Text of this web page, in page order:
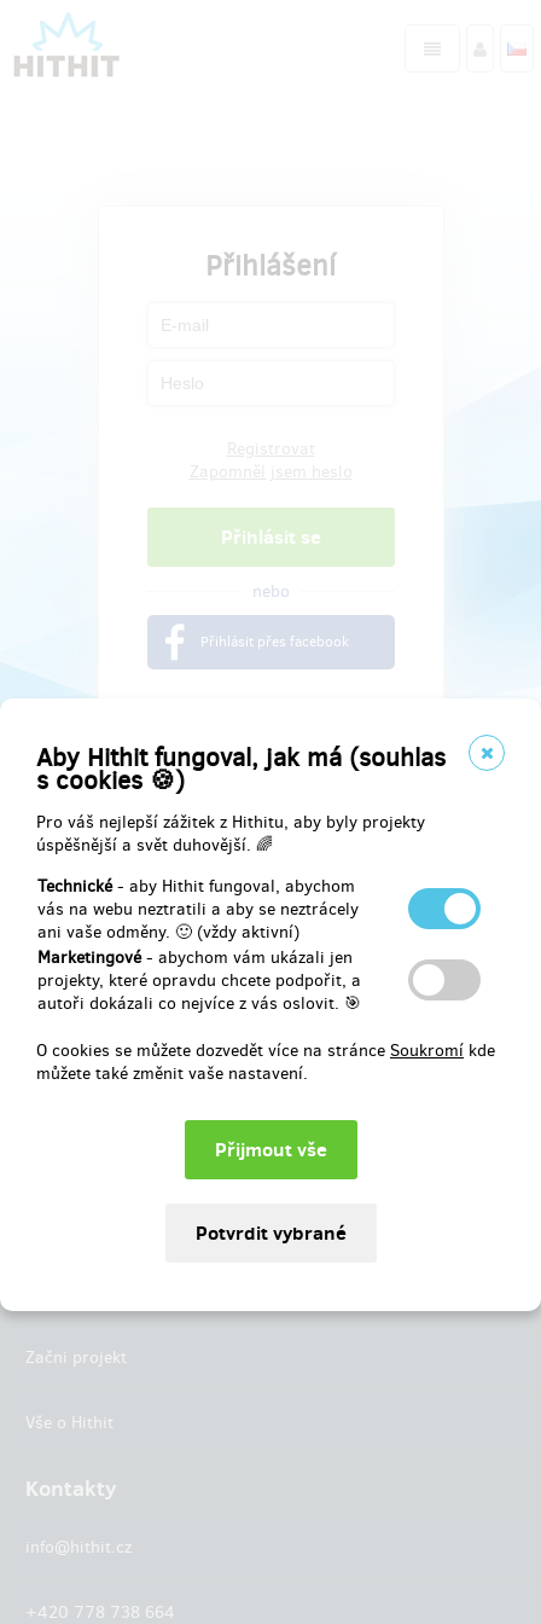
Aby Hithit fungoval, jak má (souhlas
s cookies 🍪)
Pro váš nejlepší zážitek z Hithitu, aby byly projekty
úspěšnější a svět duhovější. 🌈
Technické- aby Hithit fungoval, abychom
vás na webu neztratili a aby se neztrácely
ani vaše odměny. 🙂 (vždy aktivní)
Marketingové- abychom vám ukázali jen
projekty, které opravdu chcete podpořit, a
autoři dokázali co nejvíce z vás oslovit. 🎯
O cookies se můžete dozvedět více na stránce Soukromí kde
můžete také změnit vaše nastavení.
Přihlášení
nebo
Přihlásit přes facebook
Najdete nás na
Začni projekt
Vše o Hithit
Kontakty
info@hithit.cz
+420 778 738 664